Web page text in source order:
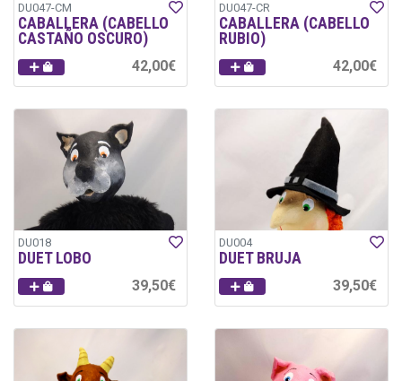
DU047-CM
CABALLERA (CABELLO
CASTAÑO OSCURO)
42,00€
DU047-CR
CABALLERA (CABELLO
RUBIO)
42,00€
DU018
DUET LOBO
39,50€
DU004
DUET BRUJA
39,50€